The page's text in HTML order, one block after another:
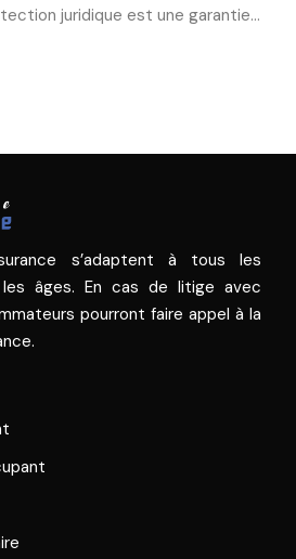
juridique est une garantie…
s’adaptent à tous les
âges. En cas de litige avec
pourront faire appel à la